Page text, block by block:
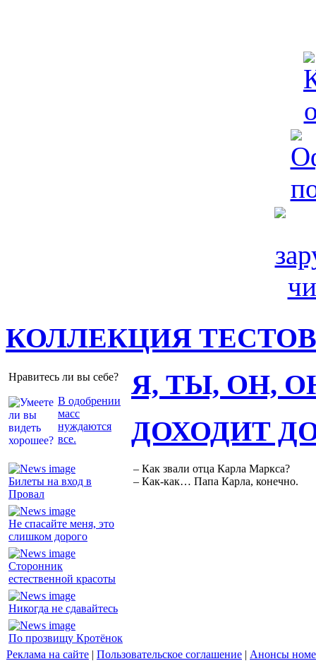
КОЛЛЕКЦИЯ ТЕСТОВ
Нравитесь ли вы себе?
В одобрении
масс
нуждаются
все.
Я, ТЫ, ОН,
Билеты на вход в
Провал
Не спасайте меня, это
слишком дорого
Сторонник
естественной красоты
Никогда не сдавайтесь
По прозвищу Кротёнок
ДОХОДИТ
– Как звали отца Карла Маркса?
– Как-как… Папа Карла, конечно.
Реклама на сайте | Пользовательское соглашение | Анонсы